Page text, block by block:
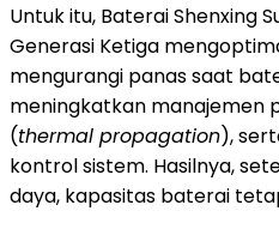
Untuk itu, Baterai Shenxing
Generasi Ketiga
mengurangi panas saat
meningkatkan manajemen
(thermal propagation),
kontrol sistem. Hasilnya,
daya, kapasitas baterai